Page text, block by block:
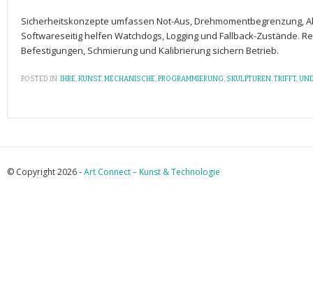
Sicherheitskonzepte umfassen Not-Aus, Drehmomentbegrenzung,
Softwareseitig helfen Watchdogs, Logging und Fallback-Zustände.⁢
Befestigungen, Schmierung und Kalibrierung sichern‍ Betrieb.
POSTED IN:IHRE,KUNST,MECHANISCHE,PROGRAMMIERUNG, SKULPTUREN,TRIFFT,
© Copyright 2026 -Art Connect – Kunst & Technologie